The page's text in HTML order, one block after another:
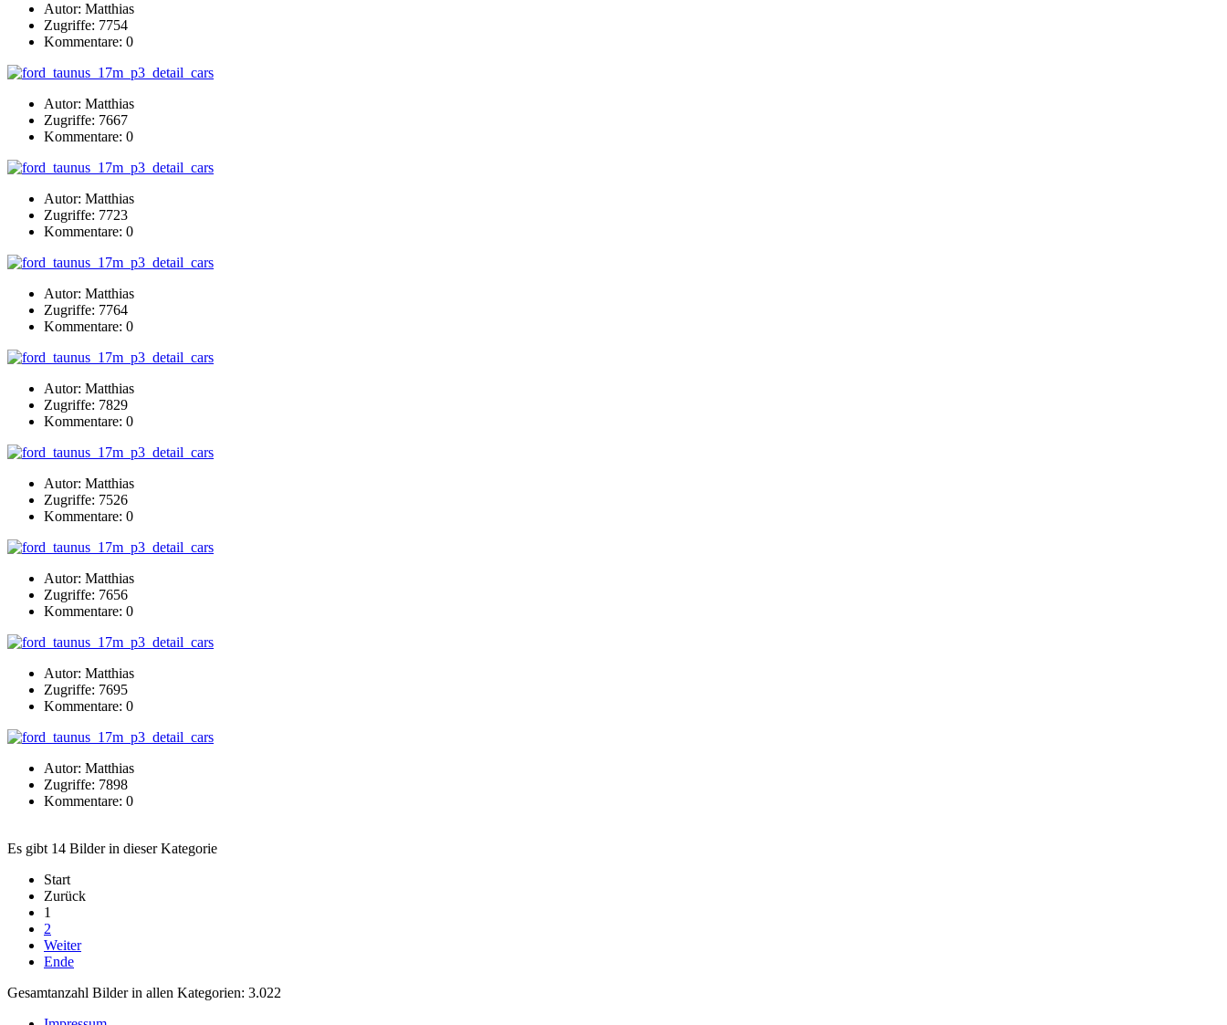
Autor: Matthias
Zugriffe: 7754
Kommentare: 0
Autor: Matthias
Zugriffe: 7667
Kommentare: 0
Autor: Matthias
Zugriffe: 7723
Kommentare: 0
Autor: Matthias
Zugriffe: 7764
Kommentare: 0
Autor: Matthias
Zugriffe: 7829
Kommentare: 0
Autor: Matthias
Zugriffe: 7526
Kommentare: 0
Autor: Matthias
Zugriffe: 7656
Kommentare: 0
Autor: Matthias
Zugriffe: 7695
Kommentare: 0
Autor: Matthias
Zugriffe: 7898
Kommentare: 0
Es gibt 14 Bilder in dieser Kategorie
Start
Zurück
1
2
Weiter
Ende
Gesamtanzahl Bilder in allen Kategorien: 3.022